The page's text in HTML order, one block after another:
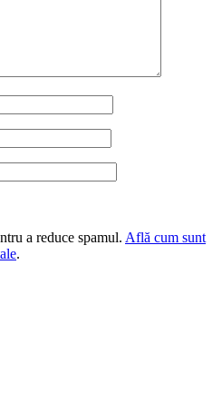
a reduce spamul. Află cum sunt
.